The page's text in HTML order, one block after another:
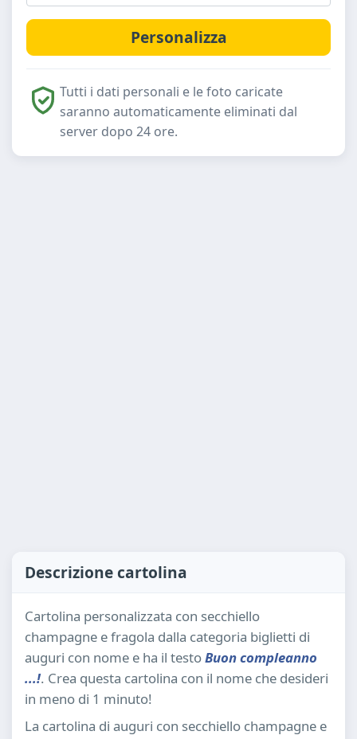
Tutti i dati personali e le foto caricate
saranno automaticamente eliminati dal
server dopo 24 ore.
Descrizione cartolina
Cartolina personalizzata con secchiello
champagne e fragola dalla categoria biglietti di
auguri con nome e ha il testoBuon compleanno
...!. Crea questa cartolina con il nome che desideri
in meno di 1 minuto!
La cartolina di auguri con secchiello champagne e